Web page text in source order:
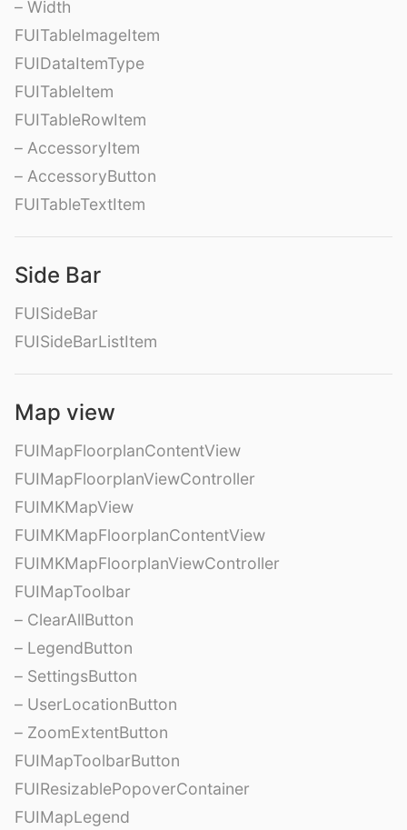
– Width
FUITableImageItem
FUIDataItemType
FUITableItem
FUITableRowItem
– AccessoryItem
– AccessoryButton
FUITableTextItem
Side Bar
FUISideBar
FUISideBarListItem
Map view
FUIMapFloorplanContentView
FUIMapFloorplanViewController
FUIMKMapView
FUIMKMapFloorplanContentView
FUIMKMapFloorplanViewController
FUIMapToolbar
– ClearAllButton
– LegendButton
– SettingsButton
– UserLocationButton
– ZoomExtentButton
FUIMapToolbarButton
FUIResizablePopoverContainer
FUIMapLegend